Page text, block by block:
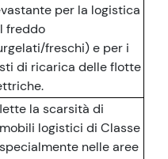
per la logistica
freddo
freschi) e per i
di ricarica delle flotte
la scarsità di
logistici di Classe
nelle aree